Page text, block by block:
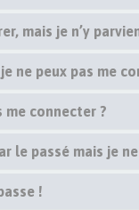
mais je n’y
ne peux pas me
me connecter ?
le passé mais je
!